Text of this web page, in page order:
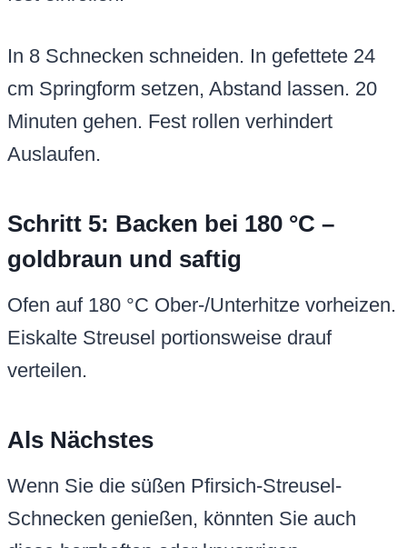
In 8 Schnecken schneiden. In gefettete 24
cm Springform setzen, Abstand lassen. 20
Minuten gehen. Fest rollen verhindert
Auslaufen.
Schritt 5: Backen bei 180 °C –
goldbraun und saftig
Ofen auf 180 °C Ober-/Unterhitze vorheizen.
Eiskalte Streusel portionsweise drauf
verteilen.
Als Nächstes
Wenn Sie die süßen Pfirsich-Streusel-
Schnecken genießen, könnten Sie auch